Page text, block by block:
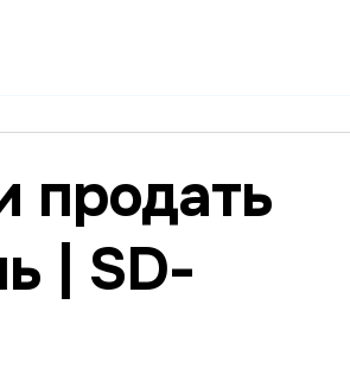
продать
| SD-